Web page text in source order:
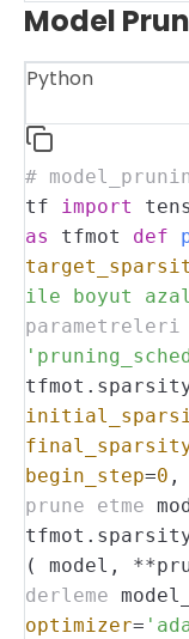
Model
Python
#
tf
import
as
tfmot def
ile boyut
parametreleri
begin_step=0 ,
prune etme
(
model,
derleme
optimizer=